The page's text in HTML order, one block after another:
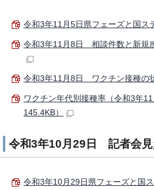
令和3年11月5日県フェーズと国ス
令和3年11月8日 相談件数と新規
令和3年11月8日 ワクチン接種の
ワクチン年代別接種率（令和3年
145.4KB）
令和3年10月29日 記者会見
令和3年10月29日県フェーズと国